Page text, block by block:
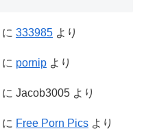
に 333985 より
に pornip より
に Jacob3005 より
に Free Porn Pics より